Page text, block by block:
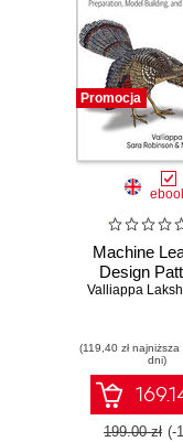
Promocja
Machine
Design
(119,40 zł
dni)
199.00 zł (-